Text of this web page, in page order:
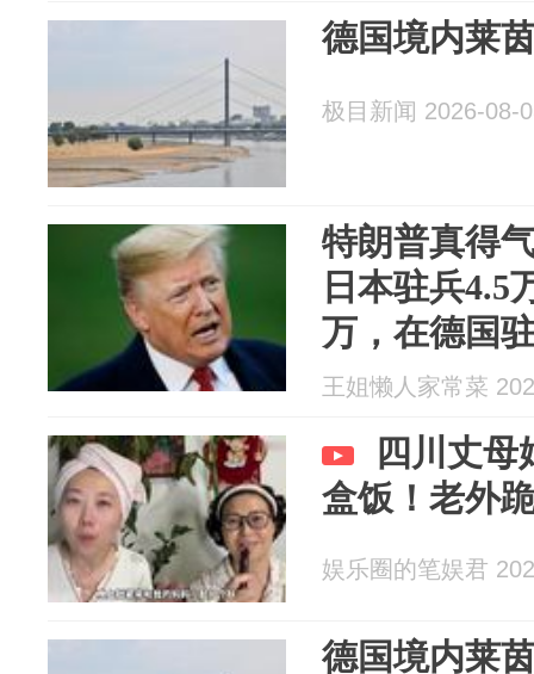
德国境内莱
极目新闻 2026-08-
特朗普真得
日本驻兵4.5
万，在德国
王姐懒人家常菜
四川丈
盒饭！老外
娱乐圈的笔娱君
德国境内莱